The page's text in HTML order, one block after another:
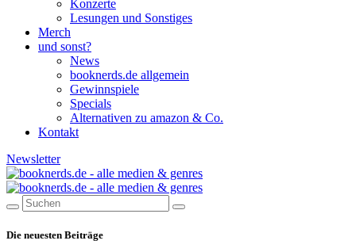
Konzerte
Lesungen und Sonstiges
Merch
und sonst?
News
booknerds.de allgemein
Gewinnspiele
Specials
Alternativen zu amazon & Co.
Kontakt
Newsletter
Die neuesten Beiträge